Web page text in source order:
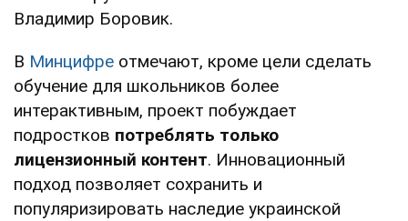
Владимир Боровик.
В Минцифре отмечают, кроме цели сделать
обучение для школьников более
интерактивным, проект побуждает
подростков потреблять только
лицензионный контент. Инновационный
подход позволяет сохранить и
популяризировать наследие украинской